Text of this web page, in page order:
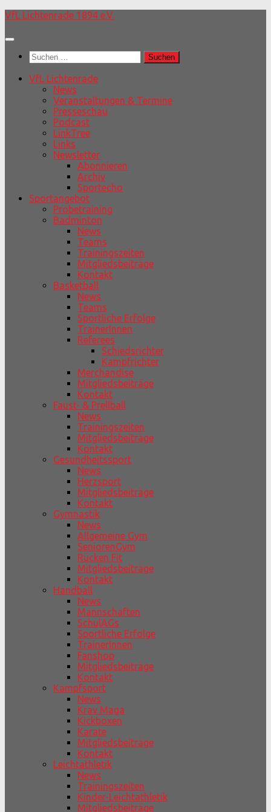
Unter
Inhalt
VfL Lichtenrade 1894 e.V.
Suchen
nach:
VfL Lichtenrade
News
Veranstaltungen & Termine
Presseschau
Podcast
LinkTree
Links
Newsletter
Abonnieren
Archiv
Sportecho
Sportangebot
Probetraining
Badminton
News
Teams
Trainingszeiten
Mitgliedsbeiträge
Kontakt
Basketball
News
Teams
Sportliche Erfolge
TrainerInnen
Referees
Schiedsrichter
Kampfrichter
Merchandise
Mitgliedsbeiträge
Kontakt
Faust- & Prellball
News
Trainingszeiten
Mitgliedsbeiträge
Kontakt
Gesundheitssport
News
Herzsport
Mitgliedsbeiträge
Kontakt
Gymnastik
News
Allgemeine Gym
SeniorenGym
Rücken Fit
Mitgliedsbeiträge
Kontakt
Handball
News
Mannschaften
SchulAGs
Sportliche Erfolge
TrainerInnen
Fanshop
Mitgliedsbeiträge
Kontakt
Kampfsport
News
Krav Maga
Kickboxen
Karate
Mitgliedsbeiträge
Kontakt
Leichtathletik
News
Trainingszeiten
Kinder-Leichtathletik
Mitgliedsbeiträge